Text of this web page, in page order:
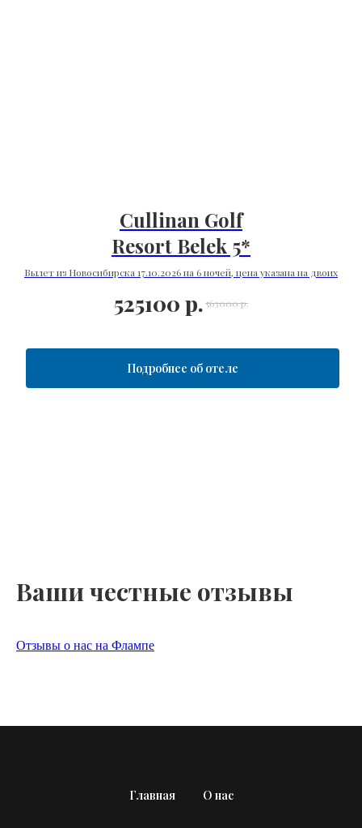
Cullinan Golf
Resort Belek 5*
Вылет из Новосибирска 17.10.2026 на 6 ночей, цена указана на двоих
525100 р. 563000р.
Подробнее об отеле
Ваши честные отзывы
Отзывы о нас на Флампе
Главная О нас